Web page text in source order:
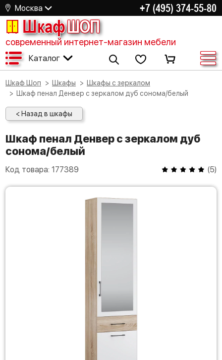
Москва +7 (495) 374-55-80
ШкафШОП
современный интернет-магазин мебели
Каталог
Шкаф Шоп Шкафы
Шкафы с зеркалом
Шкаф пенал Денвер с зеркалом дуб сонома/белый
< Назад в шкафы
Шкаф пенал Денвер с зеркалом дуб
сонома/белый
Код товара: 177389 (5)